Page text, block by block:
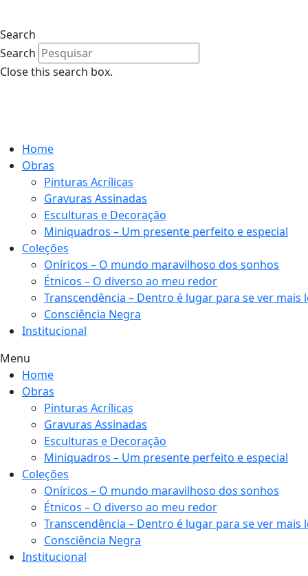
Search
Search
Close this search box.
Home
Obras
Pinturas Acrílicas
Gravuras Assinadas
Esculturas e Decoração
Miniquadros – Um presente perfeito e especial
Coleções
Oníricos – O mundo maravilhoso dos sonhos
Étnicos – O diverso ao meu redor
Transcendência – Dentro é lugar para se ver mais
Consciência Negra
Institucional
Menu
Home
Obras
Pinturas Acrílicas
Gravuras Assinadas
Esculturas e Decoração
Miniquadros – Um presente perfeito e especial
Coleções
Oníricos – O mundo maravilhoso dos sonhos
Étnicos – O diverso ao meu redor
Transcendência – Dentro é lugar para se ver mais
Consciência Negra
Institucional